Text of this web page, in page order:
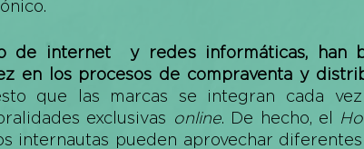
de internet  y redes informáticas, han
en los procesos de compraventa y
que las marcas se integran cada
exclusivas online. De hecho, el
internautas pueden aprovechar